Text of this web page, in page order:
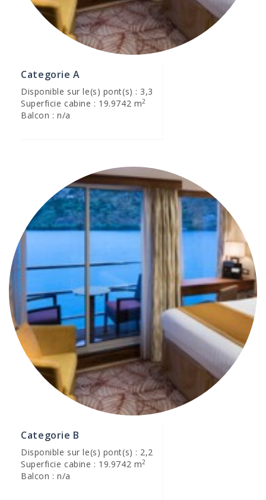
Categorie A
Disponible sur le(s) pont(s) : 3,3
Superficie cabine : 19.9742 m2
Balcon : n/a
Categorie B
Disponible sur le(s) pont(s) : 2,2
Superficie cabine : 19.9742 m2
Balcon : n/a